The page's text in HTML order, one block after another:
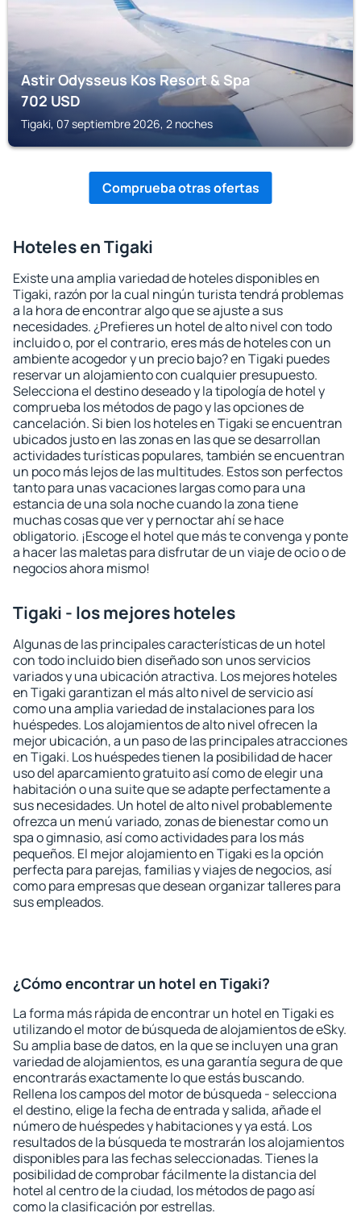
Astir Odysseus Kos Resort & Spa
702USD
Tigaki, 07 septiembre 2026, 2 noches
Comprueba otras ofertas
Hoteles en Tigaki
Existe una amplia variedad de hoteles disponibles en
Tigaki, razón por la cual ningún turista tendrá problemas
a la hora de encontrar algo que se ajuste a sus
necesidades. ¿Prefieres un hotel de alto nivel con todo
incluido o, por el contrario, eres más de hoteles con un
ambiente acogedor y un precio bajo? en Tigaki puedes
reservar un alojamiento con cualquier presupuesto.
Selecciona el destino deseado y la tipología de hotel y
comprueba los métodos de pago y las opciones de
cancelación. Si bien los hoteles en Tigaki se encuentran
ubicados justo en las zonas en las que se desarrollan
actividades turísticas populares, también se encuentran
un poco más lejos de las multitudes. Estos son perfectos
tanto para unas vacaciones largas como para una
estancia de una sola noche cuando la zona tiene
muchas cosas que ver y pernoctar ahí se hace
obligatorio. ¡Escoge el hotel que más te convenga y ponte
a hacer las maletas para disfrutar de un viaje de ocio o de
negocios ahora mismo!
Tigaki - los mejores hoteles
Algunas de las principales características de un hotel
con todo incluido bien diseñado son unos servicios
variados y una ubicación atractiva. Los mejores hoteles
en Tigaki garantizan el más alto nivel de servicio así
como una amplia variedad de instalaciones para los
huéspedes. Los alojamientos de alto nivel ofrecen la
mejor ubicación, a un paso de las principales atracciones
en Tigaki. Los huéspedes tienen la posibilidad de hacer
uso del aparcamiento gratuito así como de elegir una
habitación o una suite que se adapte perfectamente a
sus necesidades. Un hotel de alto nivel probablemente
ofrezca un menú variado, zonas de bienestar como un
spa o gimnasio, así como actividades para los más
pequeños. El mejor alojamiento en Tigaki es la opción
perfecta para parejas, familias y viajes de negocios, así
como para empresas que desean organizar talleres para
sus empleados.
¿Cómo encontrar un hotel en Tigaki?
La forma más rápida de encontrar un hotel en Tigaki es
utilizando el motor de búsqueda de alojamientos de eSky.
Su amplia base de datos, en la que se incluyen una gran
variedad de alojamientos, es una garantía segura de que
encontrarás exactamente lo que estás buscando.
Rellena los campos del motor de búsqueda - selecciona
el destino, elige la fecha de entrada y salida, añade el
número de huéspedes y habitaciones y ya está. Los
resultados de la búsqueda te mostrarán los alojamientos
disponibles para las fechas seleccionadas. Tienes la
posibilidad de comprobar fácilmente la distancia del
hotel al centro de la ciudad, los métodos de pago así
como la clasificación por estrellas.